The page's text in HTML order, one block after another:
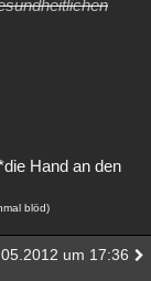
Hand an den
blöd)
um 17:36